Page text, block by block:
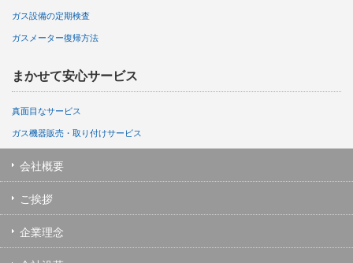
ガス設備の定期検査
ガスメーター復帰方法
まかせて安心サービス
真面目なサービス
ガス機器販売・取り付けサービス
会社概要
ご挨拶
企業理念